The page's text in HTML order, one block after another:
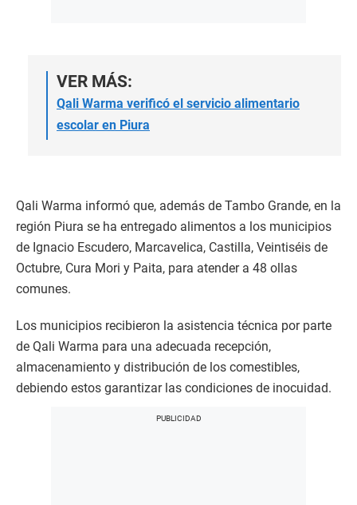
VER MÁS:
Qali Warma verificó el servicio alimentario
escolar en Piura
Qali Warma informó que, además de Tambo Grande, en la
región Piura se ha entregado alimentos a los municipios
de Ignacio Escudero, Marcavelica, Castilla, Veintiséis de
Octubre, Cura Mori y Paita, para atender a 48 ollas
comunes.
Los municipios recibieron la asistencia técnica por parte
de Qali Warma para una adecuada recepción,
almacenamiento y distribución de los comestibles,
debiendo estos garantizar las condiciones de inocuidad.